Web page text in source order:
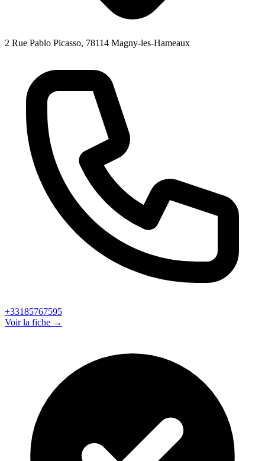
2 Rue Pablo Picasso, 78114 Magny-les-Hameaux
+33185767595
Voir la fiche →